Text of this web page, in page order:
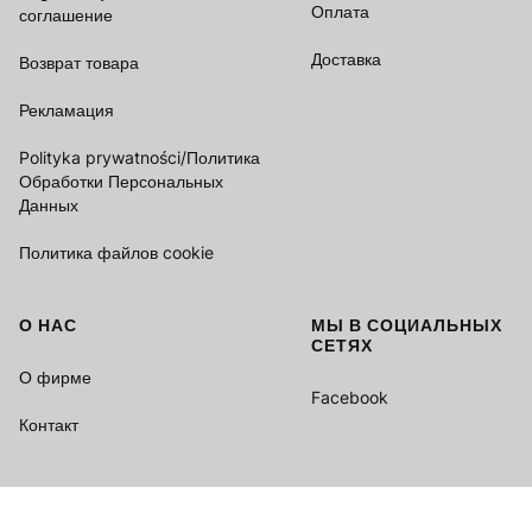
соглашение
Возврат товара
Рекламация
Polityka prywatności/Политика
Обработки Персональных
Данных
Политика файлов cookie
Оплата
Доставка
О НАС
О фирме
Контакт
МЫ В СОЦИАЛЬНЫХ
СЕТЯХ
Facebook